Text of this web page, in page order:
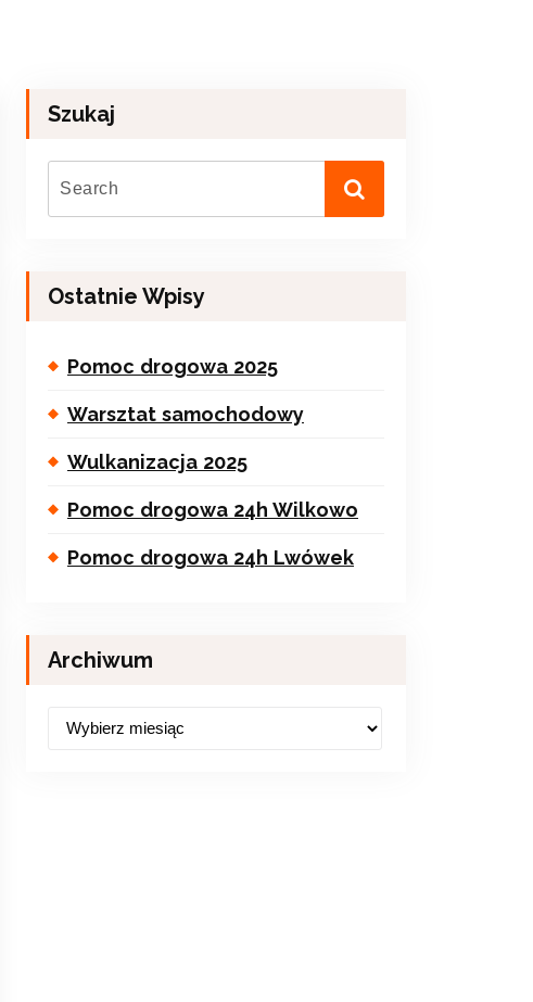
Szukaj
Ostatnie Wpisy
Pomoc drogowa 2025
Warsztat samochodowy
Wulkanizacja 2025
Pomoc drogowa 24h Wilkowo
Pomoc drogowa 24h Lwówek
Archiwum